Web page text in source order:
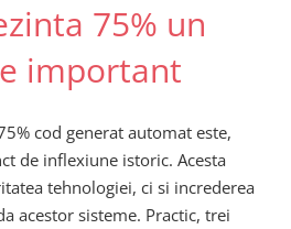
75% un
important
cod generat automat este,
de inflexiune istoric. Acesta
tehnologiei, ci si increderea
acestor sisteme. Practic, trei